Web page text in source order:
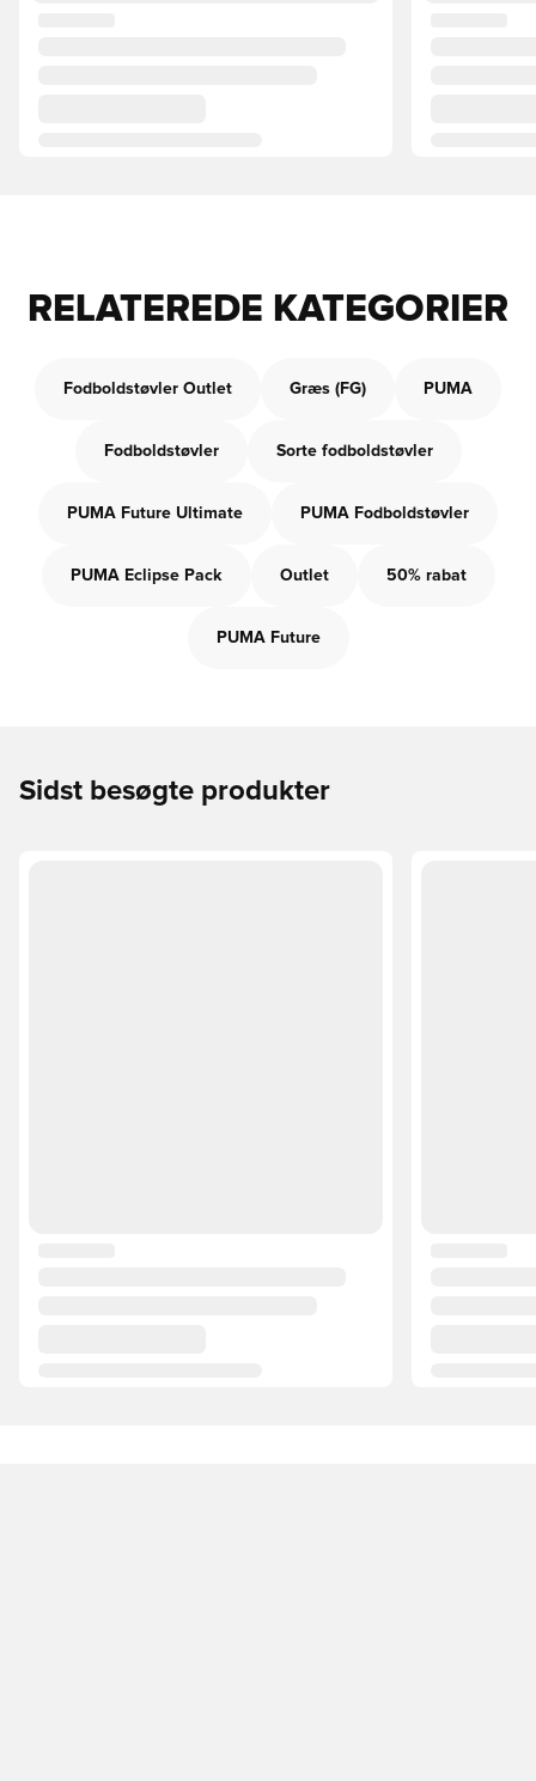
RELATEREDE KATEGORIER
Fodboldstøvler Outlet Græs (FG) PUMA
Fodboldstøvler Sorte fodboldstøvler
PUMA Future Ultimate PUMA Fodboldstøvler
PUMA Eclipse Pack Outlet 50% rabat
PUMA Future
Sidst besøgte produkter